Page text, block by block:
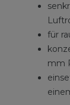
für
mm